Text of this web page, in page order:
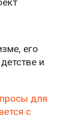
его
и
для
с